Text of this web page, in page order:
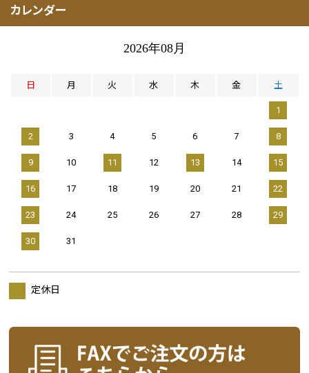
カレンダー
2026年08月
日 月 火 水 木 金 土
1
2 3 4 5 6 7 8
9 10 11 12 13 14 15
16 17 18 19 20 21 22
23 24 25 26 27 28 29
30 31
定休日